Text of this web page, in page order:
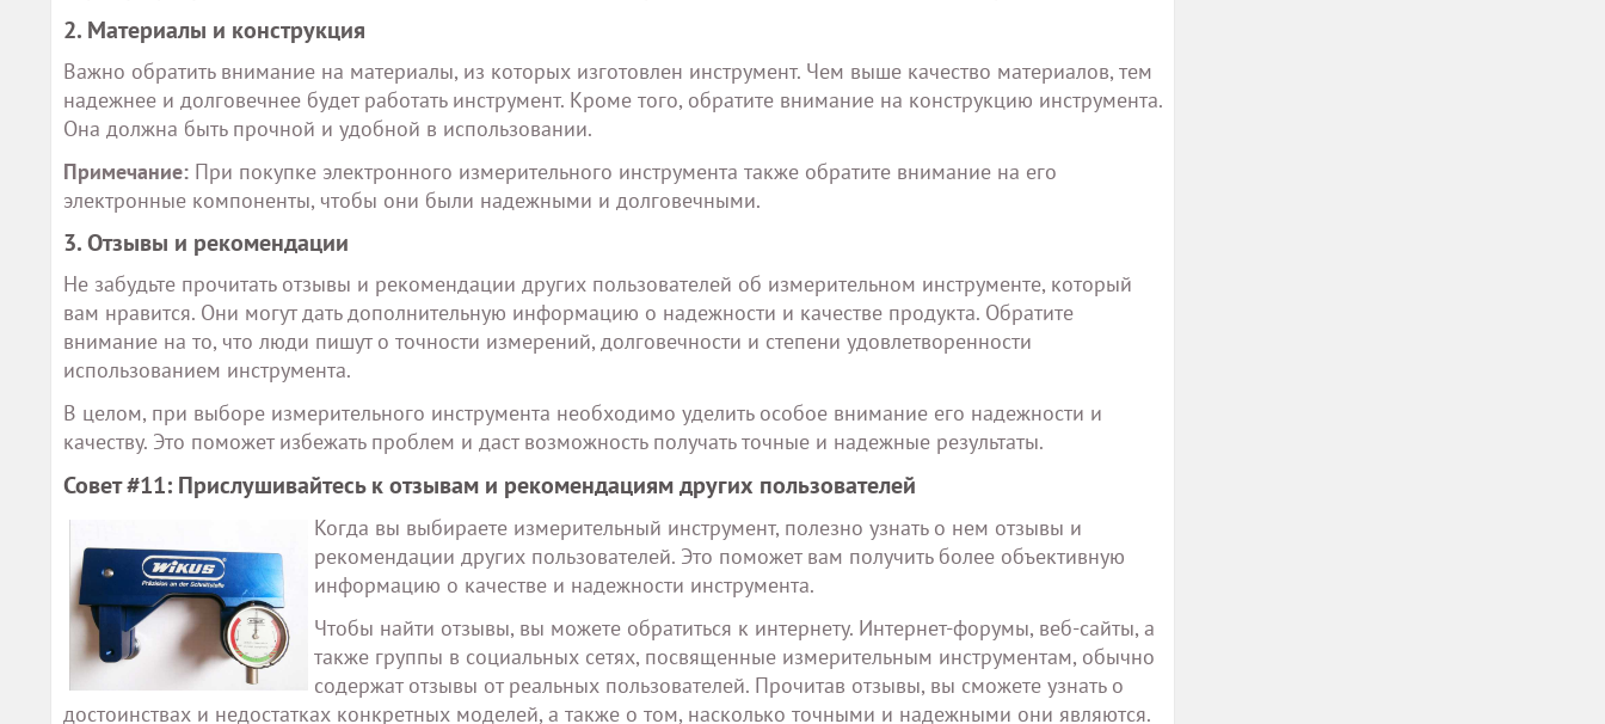
2. Материалы и конструкция
Важно обратить внимание на материалы, из которых изготовлен инструмент. Чем выше качество материалов, тем
надежнее и долговечнее будет работать инструмент. Кроме того, обратите внимание на конструкцию инструмента.
Она должна быть прочной и удобной в использовании.
Примечание: При покупке электронного измерительного инструмента также обратите внимание на его
электронные компоненты, чтобы они были надежными и долговечными.
3. Отзывы и рекомендации
Не забудьте прочитать отзывы и рекомендации других пользователей об измерительном инструменте, который
вам нравится. Они могут дать дополнительную информацию о надежности и качестве продукта. Обратите
внимание на то, что люди пишут о точности измерений, долговечности и степени удовлетворенности
использованием инструмента.
В целом, при выборе измерительного инструмента необходимо уделить особое внимание его надежности и
качеству. Это поможет избежать проблем и даст возможность получать точные и надежные результаты.
Совет #11: Прислушивайтесь к отзывам и рекомендациям других пользователей
Когда вы выбираете измерительный инструмент, полезно узнать о нем отзывы и
рекомендации других пользователей. Это поможет вам получить более объективную
информацию о качестве и надежности инструмента.
Чтобы найти отзывы, вы можете обратиться к интернету. Интернет-форумы, веб-сайты, а
также группы в социальных сетях, посвященные измерительным инструментам, обычно
содержат отзывы от реальных пользователей. Прочитав отзывы, вы сможете узнать о
достоинствах и недостатках конкретных моделей, а также о том, насколько точными и надежными они являются.